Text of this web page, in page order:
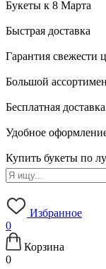
Букеты к 8 Марта
Быстрая доставка
Гарантия свежести
Большой
Бесплатная доставка
Удобное оформление
Купить букеты по
Избранное
0
Корзина
0